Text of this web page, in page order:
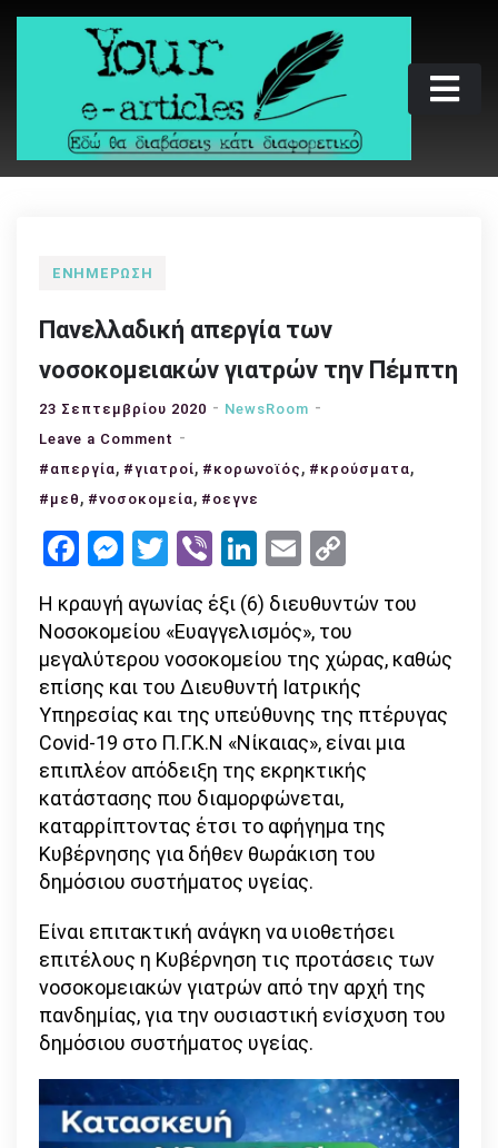
Skip
Your e-articles
Εδώ θα διαβάσεις κάτι διαφορετικό
ΕΝΗΜΈΡΩΣΗ
Πανελλαδική απεργία των
νοσοκομειακών γιατρών την Πέμπτη
23 Σεπτεμβρίου 2020
NewsRoom
Leave a Comment on
Πανελλαδική
απεργία
νοσοκομειακών
την
Πέμπτη
#απεργία, #γιατροί, #κορωνοϊός , #κρούσματα,
#μεθ , #νοσοκομεία, #οεγνε
Facebook
Messenger
Twitter
ViberLinkedIn
Email
Link
Η κραυγή αγωνίας έξι (6) διευθυντών του
Νοσοκομείου «Ευαγγελισμός», του
μεγαλύτερου νοσοκομείου της χώρας, καθώς
επίσης και του Διευθυντή Ιατρικής
Υπηρεσίας και της υπεύθυνης της πτέρυγας
Covid-19 στο Π.Γ.Κ.Ν «Νίκαιας», είναι μια
επιπλέον απόδειξη της εκρηκτικής
κατάστασης που διαμορφώνεται,
καταρρίπτοντας έτσι το αφήγημα της
Κυβέρνησης για δήθεν θωράκιση του
δημόσιου συστήματος υγείας.
Είναι επιτακτική ανάγκη να υιοθετήσει
επιτέλους η Κυβέρνηση τις προτάσεις των
νοσοκομειακών γιατρών από την αρχή της
πανδημίας, για την ουσιαστική ενίσχυση του
δημόσιου συστήματος υγείας.